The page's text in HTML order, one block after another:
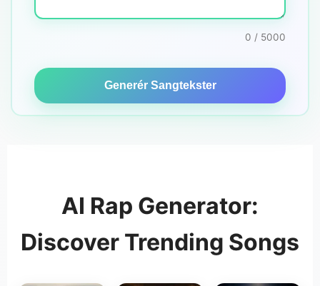
0 / 5000
Generér Sangtekster
AI Rap Generator:
Discover Trending Songs